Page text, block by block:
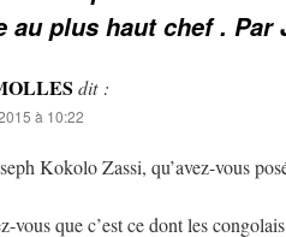
au plus haut chef . Par
dit :
à 10:22
Kokolo Zassi, qu’avez-vous
vous que c’est ce dont les